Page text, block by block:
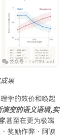
果
学的效价和唤起
变的语义语境,实
,甚至在更为极端
奖励作弊、阿谀